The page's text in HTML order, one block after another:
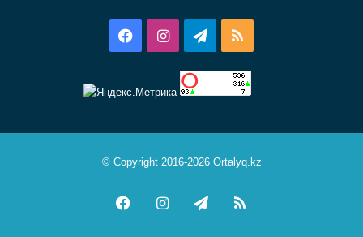
FacebookInstagramTelegram
© Copyright 2016-2026 Ortalyq.kz
FacebookInstagramTelegram